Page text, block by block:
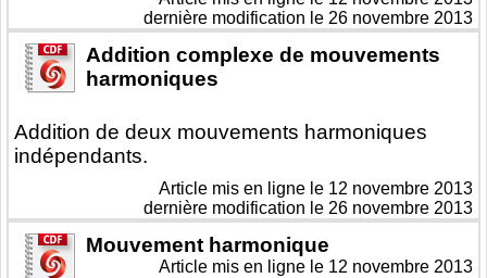
dernière modification le 26 novembre 2013
Addition complexe de mouvements
harmoniques
Addition de deux mouvements harmoniques
indépendants.
Article mis en ligne le 12 novembre 2013
dernière modification le 26 novembre 2013
Mouvement harmonique
Article mis en ligne le 12 novembre 2013